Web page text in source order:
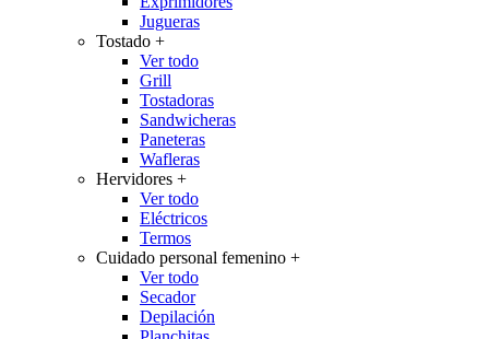
Jugueras
Tostado +
Ver todo
Grill
Tostadoras
Sandwicheras
Paneteras
Wafleras
Hervidores +
Ver todo
Eléctricos
Termos
Cuidado personal femenino +
Ver todo
Secador
Depilación